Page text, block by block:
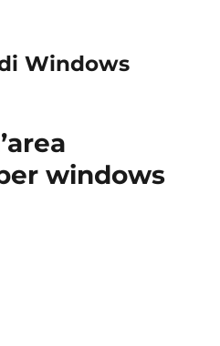
Windows
windows